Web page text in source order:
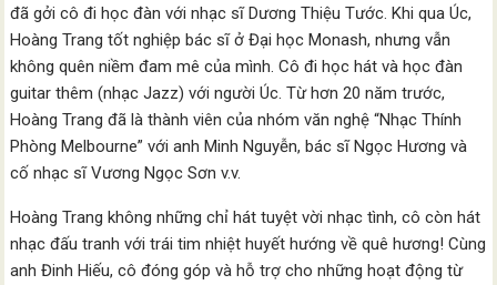
đã gởi cô đi học đàn với nhạc sĩ Dương Thiệu Tước. Khi qua Úc,
Hoàng Trang tốt nghiệp bác sĩ ở Đại học Monash, nhưng vẫn
không quên niềm đam mê của mình. Cô đi học hát và học đàn
guitar thêm (nhạc Jazz) với người Úc. Từ hơn 20 năm trước,
Hoàng Trang đã là thành viên của nhóm văn nghệ “Nhạc Thính
Phòng Melbourne” với anh Minh Nguyễn, bác sĩ Ngọc Hương và
cố nhạc sĩ Vương Ngọc Sơn v.v.
Hoàng Trang không những chỉ hát tuyệt vời nhạc tình, cô còn hát
nhạc đấu tranh với trái tim nhiệt huyết hướng về quê hương! Cùng
anh Đinh Hiếu, cô đóng góp và hỗ trợ cho những hoạt động từ